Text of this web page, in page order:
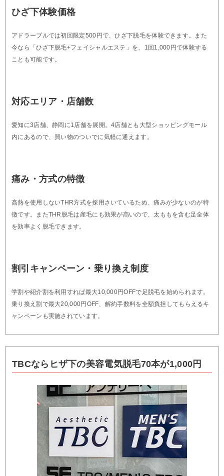
ひざ下体験価格
アドラーブルでは初回限定500円で、ひざ下脱毛を体験できます。また
今なら「ひざ下脱毛+フェイシャルエステ」を、1回1,000円で体験する
ことも可能です。
対応エリア・店舗数
愛知に3店舗、静岡に1店舗を展開。4店舗とも大型ショッピングモール
内にあるので、買い物のついでに気軽に通えます。
痛み・方式の特徴
高熱を使用しないTHR方式を採用さいているため、痛みが少ないのが特
徴です。またTHR脱毛は産毛にも効果が高いので、太ももを含む足全体
を効率よく脱毛できます。
割引キャンペーン・乗り換え制度
学割や紹介割を利用すれば最大10,000円OFFで足脱毛を始められます。
乗り換え割で最大20,000円OFF、解約手数料を全額負担してもらえるキ
ャンペーンも実施されています。
TBCならヒザ下の美容電気脱毛70本が1,000円